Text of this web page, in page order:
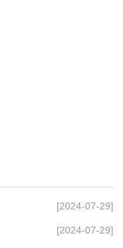
[2024-07-29]
[2024-07-29]